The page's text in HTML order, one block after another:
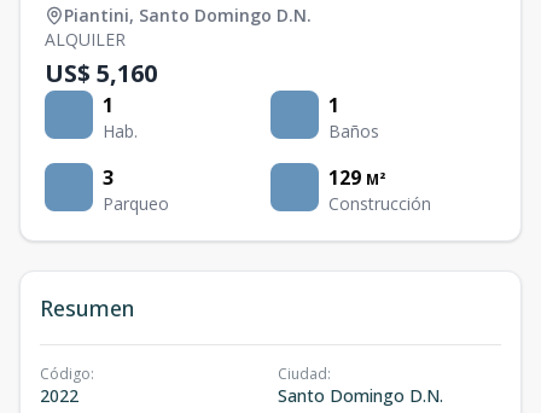
Piantini, Santo Domingo D.N.
ALQUILER
US$ 5,160
1
Hab.
1
Baños
3
Parqueo
129 M²
Construcción
Resumen
Código:
2022
Ciudad:
Santo Domingo D.N.